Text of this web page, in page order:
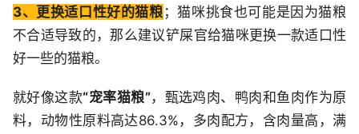
3、更换适口性好的猫粮 ；猫咪挑食也可能是因为猫粮
不合适导致的，那么建议铲屎官给猫咪更换一款适口性
好一些的猫粮。
就好像这款“宠率猫粮”，甄选鸡肉、鸭肉和鱼肉作为原
料，动物性原料高达86.3%，多肉配方，含肉量高，满